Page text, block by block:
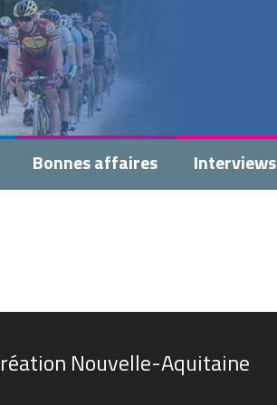
Bonnes affaires Interviews
Nouvelle-Aquitaine